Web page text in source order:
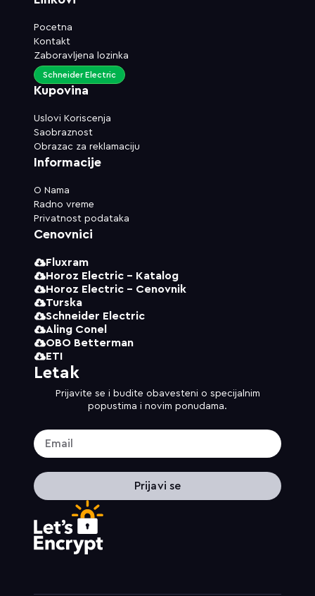
Pocetna
Kontakt
Zaboravljena lozinka
Kupovina
Uslovi Koriscenja
Saobraznost
Obrazac za reklamaciju
Schneider Electric
Informacije
O Nama
Radno vreme
Privatnost podataka
Cenovnici
Fluxram
Horoz Electric - Katalog
Horoz Electric - Cenovnik
Turska
Schneider Electric
Aling Conel
OBO Betterman
ETI
Letak
Prijavite se i budite obavesteni o specijalnim
popustima i novim ponudama.
Prijavi se